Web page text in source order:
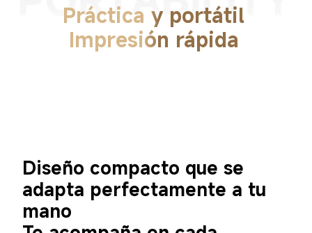
Práctica y portátil
Impresión rápida
Diseño compacto que se
adapta perfectamente a tu
mano